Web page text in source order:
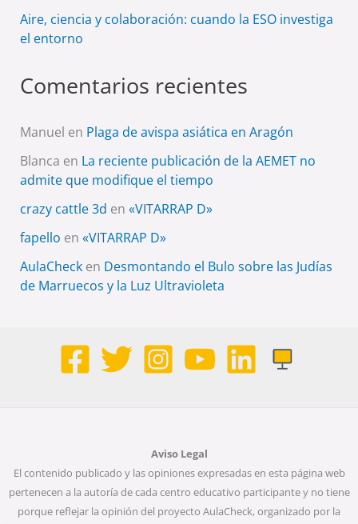
Aire, ciencia y colaboración: cuando la ESO investiga
el entorno
Comentarios recientes
Manuel en Plaga de avispa asiática en Aragón
Blanca en La reciente publicación de la AEMET no
admite que modifique el tiempo
crazy cattle 3d en «VITARRAP D»
fapello en «VITARRAP D»
AulaChecken Desmontando el Bulo sobre las Judías
de Marruecos y la Luz Ultravioleta
Aviso Legal
El contenido publicado y las opiniones expresadas en esta página web
pertenecen a la autoría de cada centro educativo participante y no tiene
porque reflejar la opinión del proyecto AulaCheck, organizado por la